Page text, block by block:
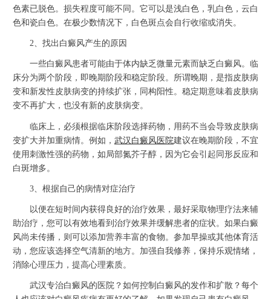
色素已脱色。损失程度可能不同。它可以是浅白色，乳白色，云白
色和瓷白色。在极少数情况下，白色斑点会自行收缩或消失。
2、找出白癜风产生的原因
一些白癜风患者可能由于体内缺乏微量元素而缺乏白癜风。临
床分为两个阶段，即晚期阶段和稳定阶段。所谓晚期，是指皮肤病
变和新发性皮肤病变的持续扩张，同构阳性。稳定期意味着皮肤病
变不再扩大，也没有新的皮肤病变。
临床上，必须根据临床阶段选择药物，用药不当会导致皮肤病
变扩大并加重病情。例如， 武汉白癜风医院建议在晚期阶段，不宜
使用刺激性强的药物，如局部氮芥子醇，因为它会引起同形反应和
白斑增多。
3、根据自己的病情对症治疗
以便在短时间内获得良好的治疗效果，最好采取物理疗法来辅
助治疗，您可以有效地看到治疗效果并缓解患者的症状。如果白癜
风尚未传播，则可以添加营养丰富的食物。参加早操或其他体育活
动，您应该选择空气清新的地方。加强自我修养，保持乐观情绪，
消除心理压力，提高心理素质。
武汉专治白癜风的医院？如何控制白癜风的发作和扩散？每个